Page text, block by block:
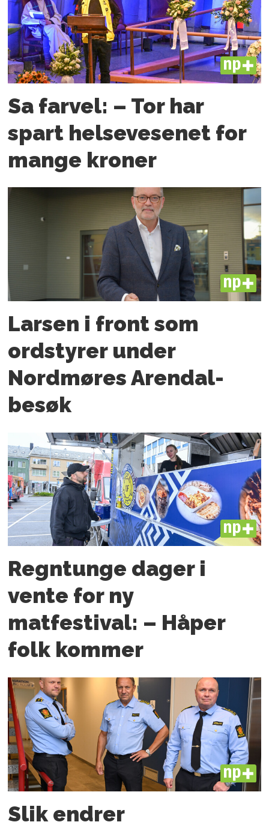
PLUS
Sa farvel: – Tor har
spart helsevesenet for
mange kroner
PLUS
Larsen i front som
ordstyrer under
Nordmøres Arendal-
besøk
PLUS
Regntunge dager i
vente for ny
matfestival: – Håper
folk kommer
PLUS
Slik endrer